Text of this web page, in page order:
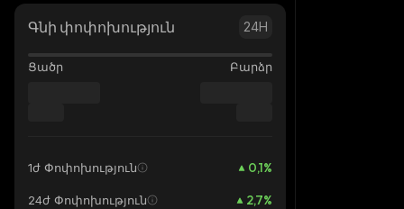
Գնի փոփոխություն 24H
Ցածր Բարձր
1ժ Փոփոխություն 0,1%
24ժ Փոփոխություն 2,7%